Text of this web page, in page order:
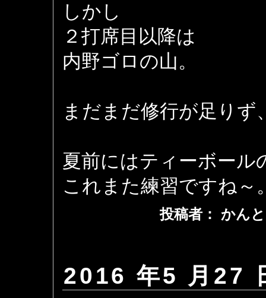
しかし
２打席目以降は
内野ゴロの山。
まだまだ修行が足りず
夏前にはティーボール
これまた練習ですね～
投稿者： かん
2016 年5 月27